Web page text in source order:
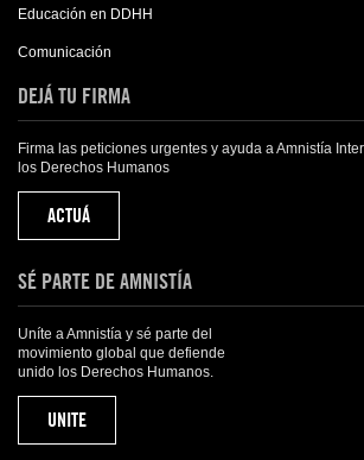
Educación en DDHH
Comunicación
DEJÁ TU FIRMA
Firma las peticiones urgentes y ayuda a Amnistía
los Derechos Humanos
ACTUÁ
SÉ PARTE DE AMNISTÍA
Uníte a Amnistía y sé parte del
movimiento global que defiende
unido los Derechos Humanos.
UNITE